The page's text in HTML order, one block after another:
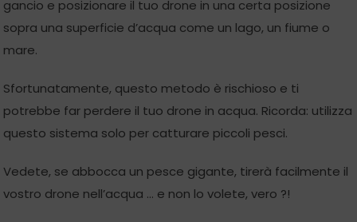
gancio e posizionare il tuo drone in una certa posizione
sopra una superficie d’acqua come un lago, un fiume o
mare.
Sfortunatamente, questo metodo è rischioso e ti
potrebbe far perdere il tuo drone in acqua. Ricorda: utilizza
questo sistema solo per catturare piccoli pesci.
Vedete, se abbocca un pesce gigante, tirerà facilmente il
vostro drone nell’acqua … e non lo volete, vero ?!